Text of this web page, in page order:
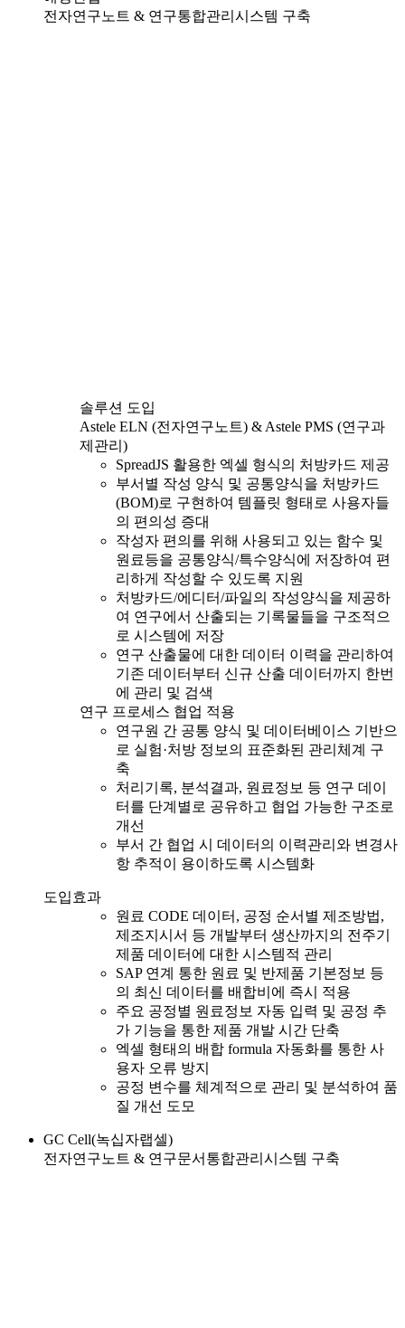
전자연구노트 & 연구통합관리시스템 구축
솔루션 도입
Astele ELN (전자연구노트) & Astele PMS (연구과
제관리)
SpreadJS 활용한 엑셀 형식의 처방카드 제공
부서별 작성 양식 및 공통양식을 처방카드
(BOM)로 구현하여 템플릿 형태로 사용자들
의 편의성 증대
작성자 편의를 위해 사용되고 있는 함수 및
원료등을 공통양식/특수양식에 저장하여 편
리하게 작성할 수 있도록 지원
처방카드/에디터/파일의 작성양식을 제공하
여 연구에서 산출되는 기록물들을 구조적으
로 시스템에 저장
연구 산출물에 대한 데이터 이력을 관리하여
기존 데이터부터 신규 산출 데이터까지 한번
에 관리 및 검색
연구 프로세스 협업 적용
연구원 간 공통 양식 및 데이터베이스 기반으
로 실험·처방 정보의 표준화된 관리체계 구
축
처리기록, 분석결과, 원료정보 등 연구 데이
터를 단계별로 공유하고 협업 가능한 구조로
개선
부서 간 협업 시 데이터의 이력관리와 변경사
항 추적이 용이하도록 시스템화
도입효과
원료 CODE 데이터, 공정 순서별 제조방법,
제조지시서 등 개발부터 생산까지의 전주기
제품 데이터에 대한 시스템적 관리
SAP 연계 통한 원료 및 반제품 기본정보 등
의 최신 데이터를 배합비에 즉시 적용
주요 공정별 원료정보 자동 입력 및 공정 추
가 기능을 통한 제품 개발 시간 단축
엑셀 형태의 배합 formula 자동화를 통한 사
용자 오류 방지
공정 변수를 체계적으로 관리 및 분석하여 품
질 개선 도모
GC Cell(녹십자랩셀)
전자연구노트 & 연구문서통합관리시스템 구축